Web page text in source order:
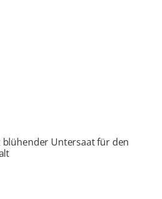
Untersaat für den